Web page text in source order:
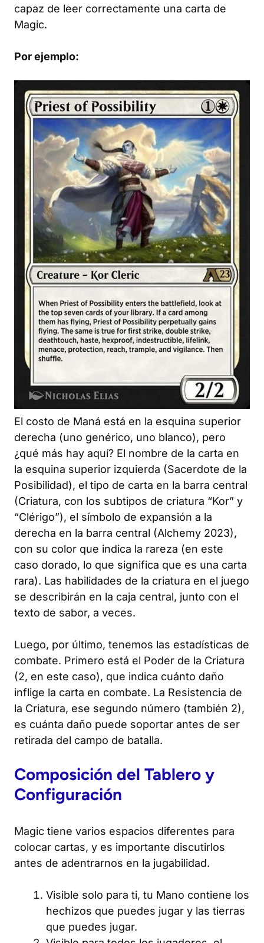
capaz de leer correctamente una carta de
Magic.
Por ejemplo:
El costo de Maná está en la esquina superior
derecha (uno genérico, uno blanco), pero
¿qué más hay aquí? El nombre de la carta en
la esquina superior izquierda (Sacerdote de la
Posibilidad), el tipo de carta en la barra central
(Criatura, con los subtipos de criatura “Kor” y
“Clérigo”), el símbolo de expansión a la
derecha en la barra central (Alchemy 2023),
con su color que indica la rareza (en este
caso dorado, lo que significa que es una carta
rara). Las habilidades de la criatura en el juego
se describirán en la caja central, junto con el
texto de sabor, a veces.
Luego, por último, tenemos las estadísticas de
combate. Primero está el Poder de la Criatura
(2, en este caso), que indica cuánto daño
inflige la carta en combate. La Resistencia de
la Criatura, ese segundo número (también 2),
es cuánta daño puede soportar antes de ser
retirada del campo de batalla.
Composición del Tablero y
Configuración
Magic tiene varios espacios diferentes para
colocar cartas, y es importante discutirlos
antes de adentrarnos en la jugabilidad.
Visible solo para ti, tu Mano contiene los
hechizos que puedes jugar y las tierras
que puedes jugar.